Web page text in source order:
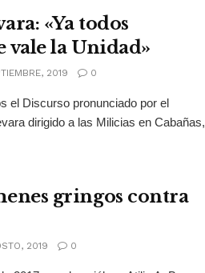
«Ya todos
vale la Unidad»
2019 0
el Discurso pronunciado por el
dirigido a las Milicias en Cabañas,
gringos contra
2019 0